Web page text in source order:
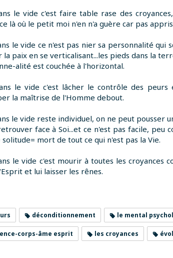
le vide c'est faire table rase des
là où le petit moi n'en n'a guère car pas
le vide ce n'est pas nier sa personnalité
la paix en se verticalisant...les pieds dans la
alité est couchée à l'horizontal.
le vide c'est lâcher le contrôle des
la maîtrise de l'Homme debout.
le vide reste individuel, on ne peut pousser
face à Soi...et ce n'est pas facile,
solitude= mort de tout ce qui n'est pas la Vie.
le vide c'est mourir à toutes les croyances
et lui laisser les rênes.
déconditionnement le mental
corps-âme esprit les croyances